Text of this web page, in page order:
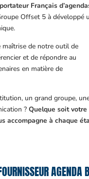
Français
Offset 5 à développé
maîtrise de notre outil de
et de répondre au
en matière de
un grand groupe,
?Quelque soit votre
accompagne à chaque
AGENDA